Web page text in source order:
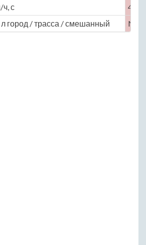
ч, с
4.6
город / трасса / смешанный
No